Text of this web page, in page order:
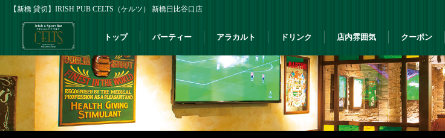
【新橋 貸切】IRISH PUB CELTS（ケルツ） 新橋日比谷口店
トップ パーティー アラカルト ドリンク 店内雰囲気 クーポン